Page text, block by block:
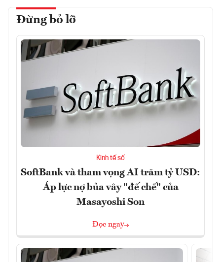
Đừng bỏ lỡ
Kinh tế số
SoftBank và tham vọng AI trăm tỷ USD:
Áp lực nợ bủa vây "đế chế" của
Masayoshi Son
Đọc ngay